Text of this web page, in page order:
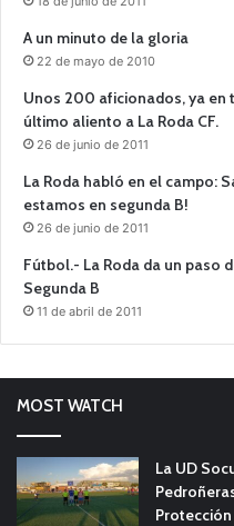
A un minuto de la gloria
22 de mayo de 2010
Unos 200 aficionados, ya en
último aliento a La Roda CF.
26 de junio de 2011
La Roda habló en el campo:
estamos en segunda B!
26 de junio de 2011
Fútbol.- La Roda da un paso
Segunda B
11 de abril de 2011
MOST WATCH
La UD
Protección